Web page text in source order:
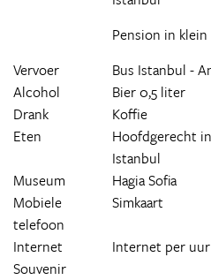
Pension in
Vervoer Bus Istanbul -
Alcohol
Bier 0,5 liter
Drank
Koffie
Eten
Hoofdgerecht in
Istanbul
Museum Hagia Sofia
Mobiele
telefoon
Simkaart
Internet Internet per uur
Souvenir